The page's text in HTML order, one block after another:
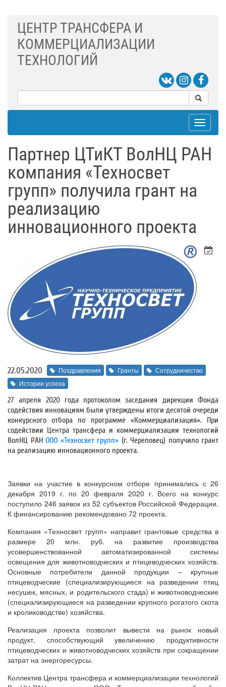
ЦЕНТР ТРАНСФЕРА И
КОММЕРЦИАЛИЗАЦИИ
ТЕХНОЛОГИЙ
Toggle
Партнер ЦТиКТ ВолНЦ РАН
компания «Техносвет
групп» получила грант на
реализацию
инновационного проекта
22.05.2020 Поздравления Гранты
Сотрудничество
Истории успеха
27 апреля 2020 года протоколом заседания дирекции Фонда
содействия инновациям были утверждены итоги десятой очереди
конкурсного отбора по программе «Коммерциализация». При
содействии Центра трансфера и коммерциализации технологий
ВолНЦ РАН ООО «Техносвет групп» (г. Череповец) получило грант
на реализацию инновационного проекта.
Заявки на участие в конкурсном отборе принимались с 26
декабря 2019 г. по 20 февраля 2020 г. Всего на конкурс
поступило 246 заявок из 52 субъектов Российской Федерации.
К финансированию рекомендовано 72 проекта.
Компания «Техносвет групп» направит грантовые средства в
размере 20 млн. руб. на развитие производства
усовершенствованной автоматизированной системы
освещения для животноводческих и птицеводческих хозяйств.
Основные потребители данной продукции – крупные
птицеводческие (специализирующиеся на разведении птиц
несушек, мясных, и родительского стада) и животноводческие
(специализирующиеся на разведении крупного рогатого скота
и кролиководстве) хозяйства.
Реализация проекта позволит вывести на рынок новый
продукт, способствующий увеличению продуктивности
птицеводческих и животноводческих хозяйств при сокращении
затрат на энергоресурсы.
Коллектив Центра трансфера и коммерциализации технологий